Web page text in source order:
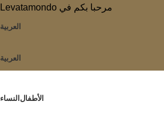
Levatamondo مرحبا بكم في
العربية
العربية
الأطفال النساء